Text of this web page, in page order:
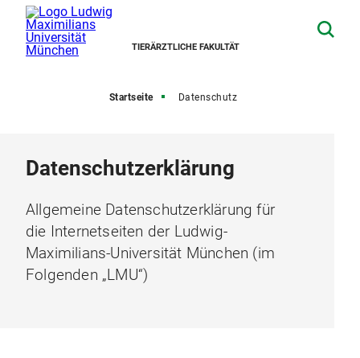
TIERÄRZTLICHE FAKULTÄT
Startseite Datenschutz
Datenschutzerklärung
Allgemeine Datenschutzerklärung für
die Internetseiten der Ludwig-
Maximilians-Universität München (im
Folgenden „LMU“)